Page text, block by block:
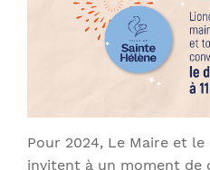
Pour 2024, Le Maire et
invitent à un moment de